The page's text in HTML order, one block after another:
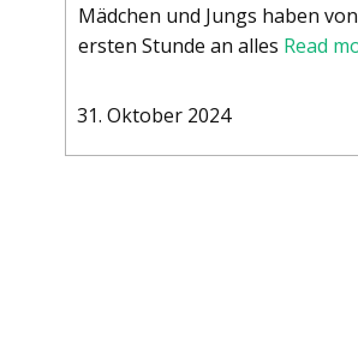
Mädchen und Jungs haben
ersten Stunde an alles Read
31. Oktober 2024